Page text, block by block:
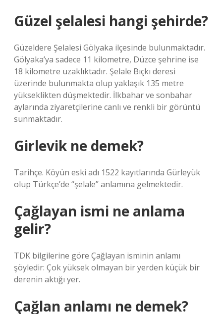
Güzel şelalesi hangi şehirde?
Güzeldere Şelalesi Gölyaka ilçesinde bulunmaktadır.
Gölyaka’ya sadece 11 kilometre, Düzce şehrine ise
18 kilometre uzaklıktadır. Şelale Bıçkı deresi
üzerinde bulunmakta olup yaklaşık 135 metre
yükseklikten düşmektedir. İlkbahar ve sonbahar
aylarında ziyaretçilerine canlı ve renkli bir görüntü
sunmaktadır.
Girlevik ne demek?
Tarihçe. Köyün eski adı 1522 kayıtlarında Gürleyük
olup Türkçe’de “şelale” anlamına gelmektedir.
Çağlayan ismi ne anlama
gelir?
TDK bilgilerine göre Çağlayan isminin anlamı
şöyledir: Çok yüksek olmayan bir yerden küçük bir
derenin aktığı yer.
Çağlan anlamı ne demek?